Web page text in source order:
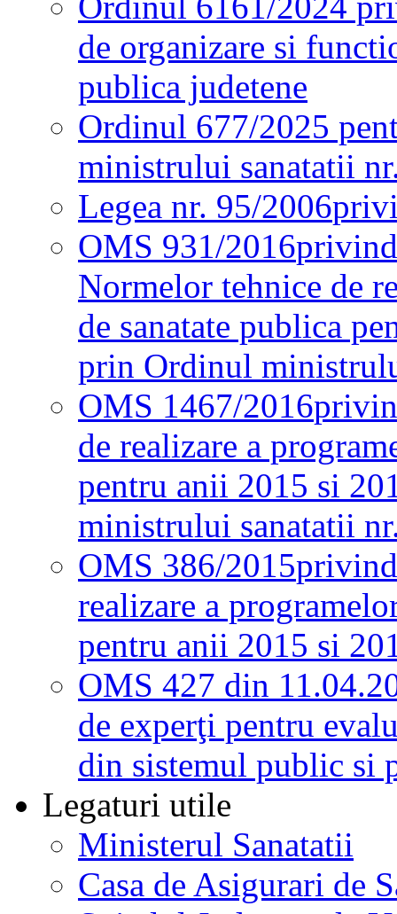
de organizare si
publica judetene
Ordinul 677/2025
ministrului sanatatii
Legea nr. 95/2006
OMS 931/2016
Normelor tehnice de
de sanatate publica
prin Ordinul
OMS 1467/2016
de realizare a
pentru anii 2015 si
ministrului sanatatii
OMS 386/2015
realizare a
pentru anii 2015 si
OMS 427 din
de experţi pentru
din sistemul public si
Legaturi utile
Ministerul Sanatatii
Casa de Asigurari de